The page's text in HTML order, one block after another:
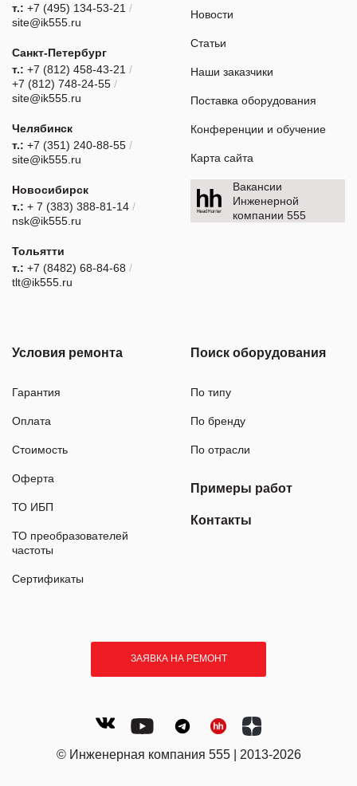
т.: +7 (495) 134-53-21 /
site@ik555.ru
Санкт-Петербург
т.: +7 (812) 458-43-21 /
+7 (812) 748-24-55 /
site@ik555.ru
Челябинск
т.: +7 (351) 240-88-55 /
site@ik555.ru
Новосибирск
т.: + 7 (383) 388-81-14 /
nsk@ik555.ru
Тольятти
т.: +7 (8482) 68-84-68 /
tlt@ik555.ru
Новости
Статьи
Наши заказчики
Поставка оборудования
Конференции и обучение
Карта сайта
Вакансии
Инженерной
компании 555
Условия ремонта
Гарантия
Оплата
Стоимость
Оферта
ТО ИБП
ТО преобразователей
частоты
Сертификаты
Поиск оборудования
По типу
По бренду
По отрасли
Примеры работ
Контакты
ЗАЯВКА НА РЕМОНТ
© Инженерная компания 555 | 2013-2026